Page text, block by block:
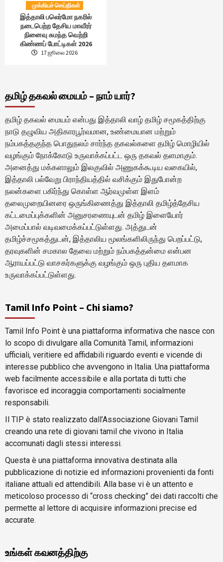
முக்கியச் செய்திகள்
இத்தாலி பலெர்மோ நகரில்
நடைபெற்ற தேசிய மாவீரர்
நினைவு சுமந்த வெற்றி
கிண்ணப் போட்டிகள் 2026
17 ஜூலை 2026
தமிழ் தகவல் மையம் – நாம் யார்?
தமிழ் தகவல் மையம் என்பது இத்தாலி வாழ் தமிழ் சமூகத்திற்கு
நாடு தழுவிய அதிகாரபூர்வமான, உண்மையான மற்றும்
நம்பகத்தகுந்த பொதுநலம் சார்ந்த தகவல்களை தமிழ் மொழியில்
வழங்கும் நோக்கோடு உருவாக்கப்பட்ட ஒரு தகவல் தளமாகும்.
அனைத்து மக்களாலும் இலகுவில் அணுகக்கூடிய வகையில்,
இத்தாலி பல்வேறு பிராந்தியத்தில் வசிக்கும் இதுபோன்ற
நலன்களை பகிர்ந்து கொள்ள ஆர்வமுள்ள இளம்
தலைமுறையினரை ஒருங்கிணைத்து இத்தாலி தமிழ்த்தேசிய
கட்டமைப்புக்களின் அனுசரணையுடன் தமிழ் இளையோர்
அமைப்பால் வடிவமைக்கப்பட்டுள்ளது. அத்துடன்
தமிழ்ச்சமூகத்துடன், இத்தாலிய மூலங்களிலிருந்து பெறப்பட்டு,
தரவுகளின் சமகால தேவை மற்றும் நம்பகத்தன்மை என்பன
ஆராயப்பட்டு வாசகர்களுக்கு வழங்கும் ஒரு புதிய தளமாக
உருவாக்கப்பட்டுள்ளது.
Tamil Info Point – Chi siamo?
Tamil Info Point è una piattaforma informativa che nasce con
lo scopo di divulgare alla Comunità Tamil, informazioni
ufficiali, veritiere ed affidabili riguardo eventi e vicende di
interesse pubblico che avvengono in Italia. Una piattaforma
web facilmente accessibile e alla portata di tutti che
favorisce ed incoraggia comportamenti socialmente
responsabili.
Il TIP è stato realizzato dall’Associazione Giovani Tamil
creando una rete di giovani tamil che vivono in Italia
accomunati dagli stessi interessi.
Questa è una piattaforma innovativa destinata alla
pubblicazione di notizie ed informazioni provenienti da fonti
italiane attuali ed attendibili. Alla base vi è un attento e
meticoloso processo di “cross checking” dei dati raccolti che
permette al lettore di acquisire informazioni precise ed
accurate.
உங்கள் கவனத்திற்கு